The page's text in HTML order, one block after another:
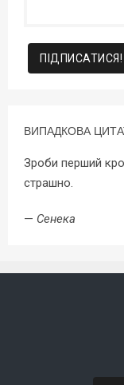
ВИПАДКОВА
Зроби перший
страшно.
— Сенека